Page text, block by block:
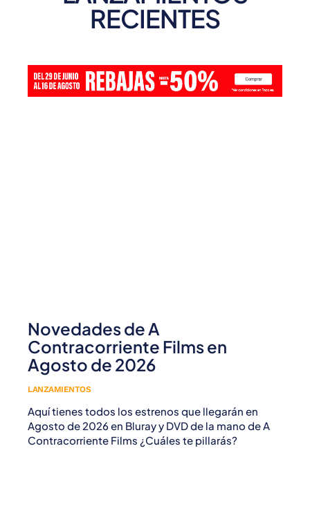
RECIENTES
Novedades de A
Contracorriente Films en
Agosto de 2026
LANZAMIENTOS
Aquí tienes todos los estrenos que llegarán en
Agosto de 2026 en Bluray y DVD de la mano de A
Contracorriente Films ¿Cuáles te pillarás?